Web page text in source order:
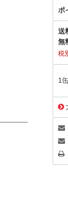
ポ
送
無
税
1